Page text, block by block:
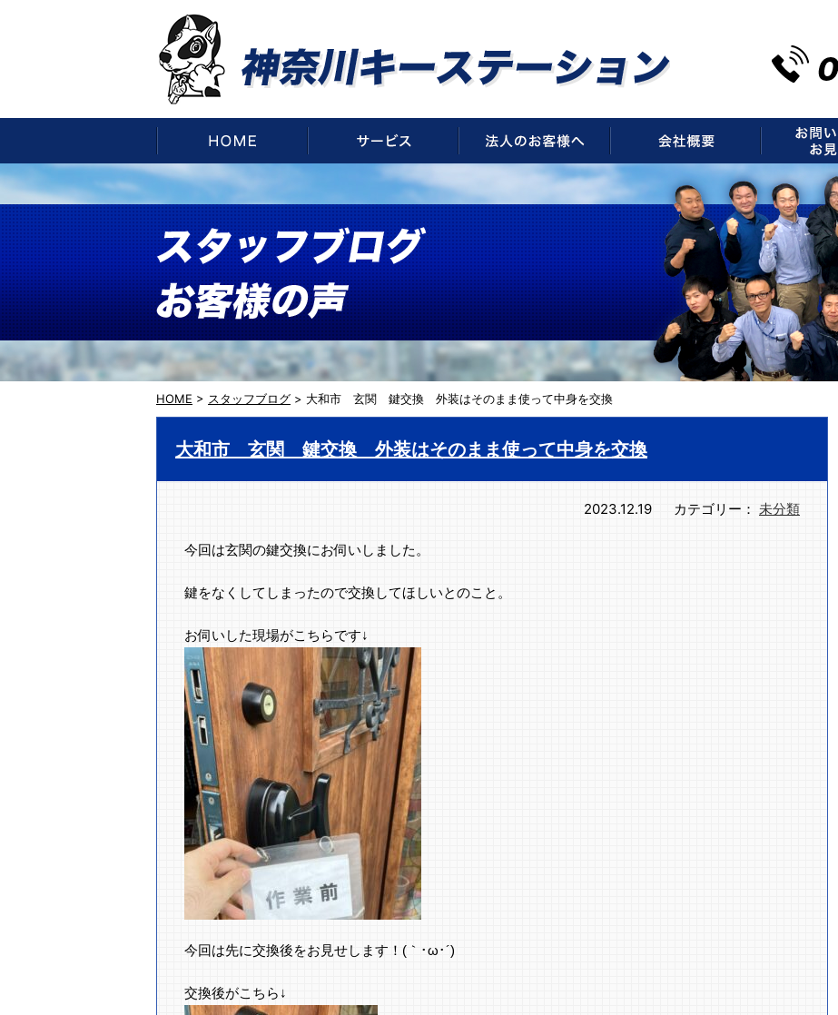
HOME サービス 法人のお客様へ 会社概要
HOME > スタッフブログ > 大和市 玄関 鍵交換 外装はそのまま使って中身を交換
大和市 玄関 鍵交換 外装はそのまま使って中身を交換
2023.12.19 カテゴリー： 未分類
今回は玄関の鍵交換にお伺いしました。
鍵をなくしてしまったので交換してほしいとのこと。
お伺いした現場がこちらです↓
今回は先に交換後をお見せします！(｀･ω･´)ゞ
交換後がこちら↓